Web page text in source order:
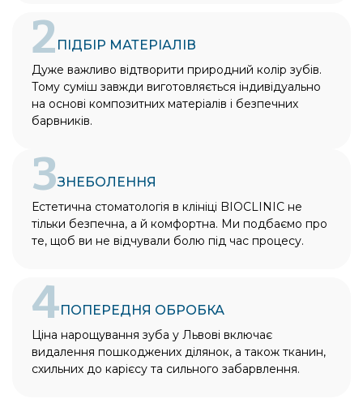
2 ПІДБІР МАТЕРІАЛІВ
Дуже важливо відтворити природний колір зубів.
Тому суміш завжди виготовляється індивідуально
на основі композитних матеріалів і безпечних
барвників.
3ЗНЕБОЛЕННЯ
Естетична стоматологія в клініці BIOCLINIC не
тільки безпечна, а й комфортна. Ми подбаємо про
те, щоб ви не відчували болю під час процесу.
4ПОПЕРЕДНЯ ОБРОБКА
Ціна нарощування зуба у Львові включає
видалення пошкоджених ділянок, а також тканин,
схильних до карієсу та сильного забарвлення.